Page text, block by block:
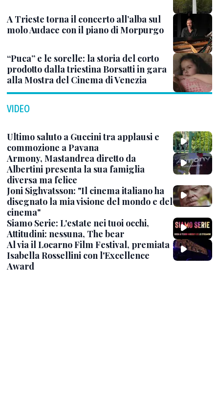
A Trieste torna il concerto all’alba sul
molo Audace con il piano di Morpurgo
“Puca” e le sorelle: la storia del corto
prodotto dalla triestina Borsatti in gara
alla Mostra del Cinema di Venezia
VIDEO
Ultimo saluto a Guccini tra applausi e
commozione a Pavana
Armony, Mastandrea diretto da
Albertini presenta la sua famiglia
diversa ma felice
Joni Sighvatsson: "Il cinema italiano ha
disegnato la mia visione del mondo e del
cinema"
Siamo Serie: L'estate nei tuoi occhi,
Attitudini: nessuna, The bear
Al via il Locarno Film Festival, premiata
Isabella Rossellini con l'Excellence
Award